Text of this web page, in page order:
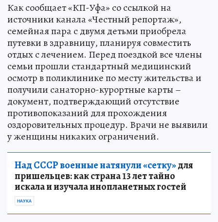
Как сообщает «КП-Уфа» со ссылкой на
источники канала «Честный репортаж»,
семейная пара с двумя детьми приобрела
путевки в здравницу, планируя совместить
отдых с лечением. Перед поездкой все члены
семьи прошли стандартный медицинский
осмотр в поликлинике по месту жительства и
получили санаторно-курортные карты –
документ, подтверждающий отсутствие
противопоказаний для прохождения
оздоровительных процедур. Врачи не выявили
у женщины никаких ограничений.
Над СССР военные натянули «сетку»для
пришельцев: как страна 13 лет тайно
искала и изучала инопланетных гостей
НАУКА